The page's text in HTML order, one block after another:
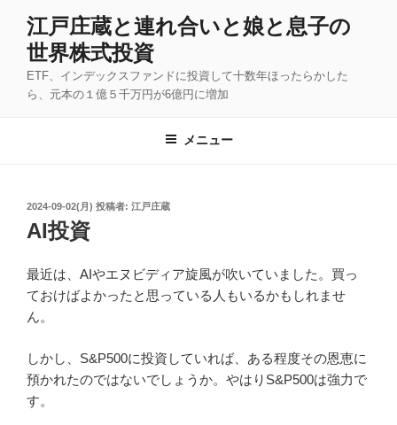
江戸庄蔵と連れ合いと娘と息子の
世界株式投資
ETF、インデックスファンドに投資して十数年ほったらかした
ら、元本の１億５千万円が6億円に増加
メニュー
投
稿
日:
2024-09-02(月) 投稿者: 江戸庄蔵
AI投資
最近は、AIやエヌビディア旋風が吹いていました。買っ
ておけばよかったと思っている人もいるかもしれませ
ん。
しかし、S&P500に投資していれば、ある程度その恩恵に
預かれたのではないでしょうか。やはりS&P500は強力で
す。